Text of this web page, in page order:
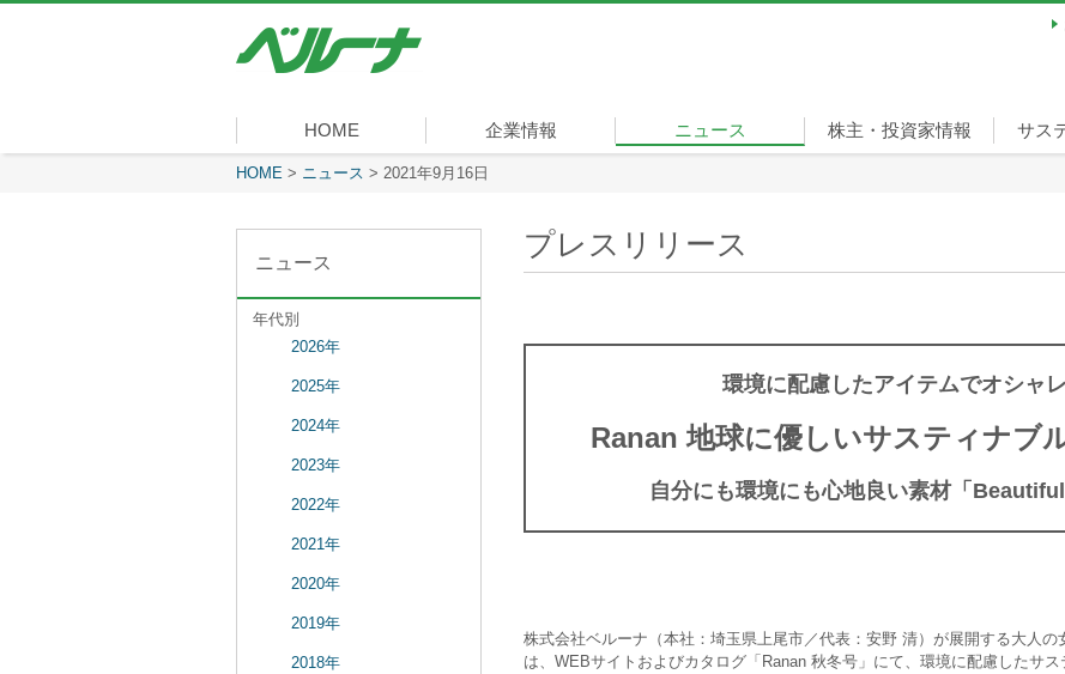
式
ベ
ル
ー
HOME 企業情報
社長メッセージ
会社概要
経営理念
沿革
組織図
事業内容
役員一覧
所在地
ニュース 株主・投資家情報 サス
現在表示しているページ
HOME > ニュース > 2021年9月16日
プレスリリース
環境に配慮したアイテムでオシャ
Ranan 地球に優しいサスティナブ
自分にも環境にも心地良い素材「
株式会社ベルーナ（本社：埼玉県上尾市／代表：安野 清）が展開する大人の
は、WEBサイトおよびカタログ「Ranan 秋冬号」にて、環境に配慮したサス
ニュース
年代別
2026年
2025年
2024年
2023年
2022年
2021年
2020年
2019年
2018年